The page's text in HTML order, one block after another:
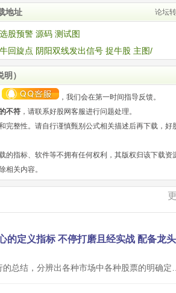
地址 论坛
股预警 源码 测试图
回旋点 阴阳双线发出信号 捉牛股 主图/
）
，我们会在第一时间指导反馈。
不符 ，请联系好股网客服进行问题处理。
完整性。请自行谨慎甄别公式相关描述后再下载，好
的指标、软件等不拥有任何权利，其版权归该下载资
相关内容。